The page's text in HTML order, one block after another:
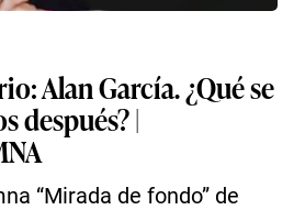
Alan García. ¿Qué se
después? |
“Mirada de fondo” de